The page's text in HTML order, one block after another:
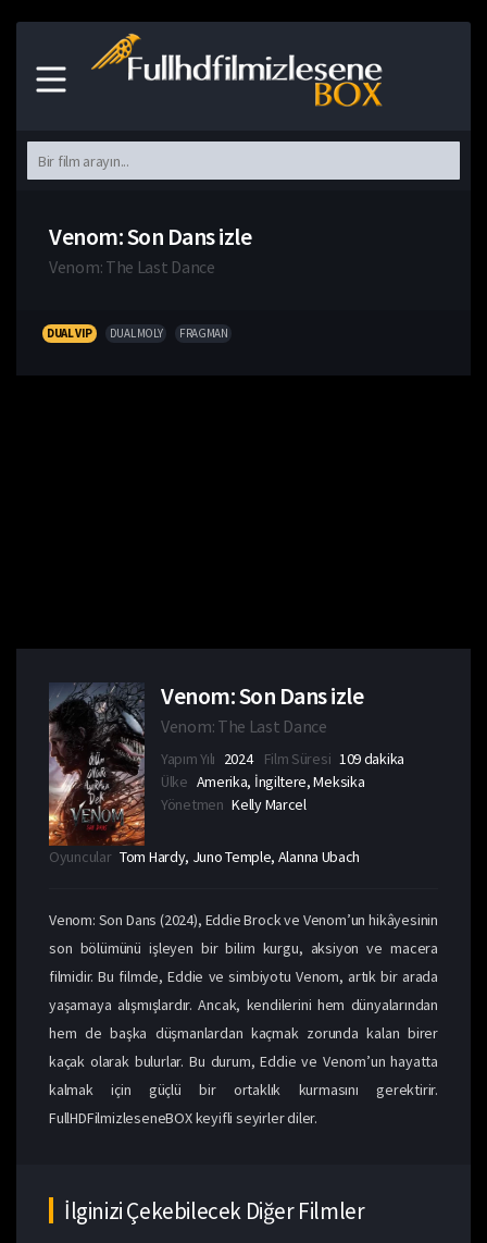
Venom: Son Dans izle
Venom: The Last Dance
DUAL VIP DUAL MOLY FRAGMAN
Venom: Son Dans izle
Venom: The Last Dance
Yapım Yılı 2024 Film Süresi 109 dakika
Ülke Amerika, İngiltere, Meksika
Yönetmen Kelly Marcel
Oyuncular Tom Hardy, Juno Temple, Alanna Ubach
Venom: Son Dans (2024), Eddie Brock ve Venom’un hikâyesinin
son bölümünü işleyen bir bilim kurgu, aksiyon ve macera
filmidir. Bu filmde, Eddie ve simbiyotu Venom, artık bir arada
yaşamaya alışmışlardır. Ancak, kendilerini hem dünyalarından
hem de başka düşmanlardan kaçmak zorunda kalan birer
kaçak olarak bulurlar. Bu durum, Eddie ve Venom’un hayatta
kalmak için güçlü bir ortaklık kurmasını gerektirir.
FullHDFilmizleseneBOX keyifli seyirler diler.
İlginizi Çekebilecek Diğer Filmler